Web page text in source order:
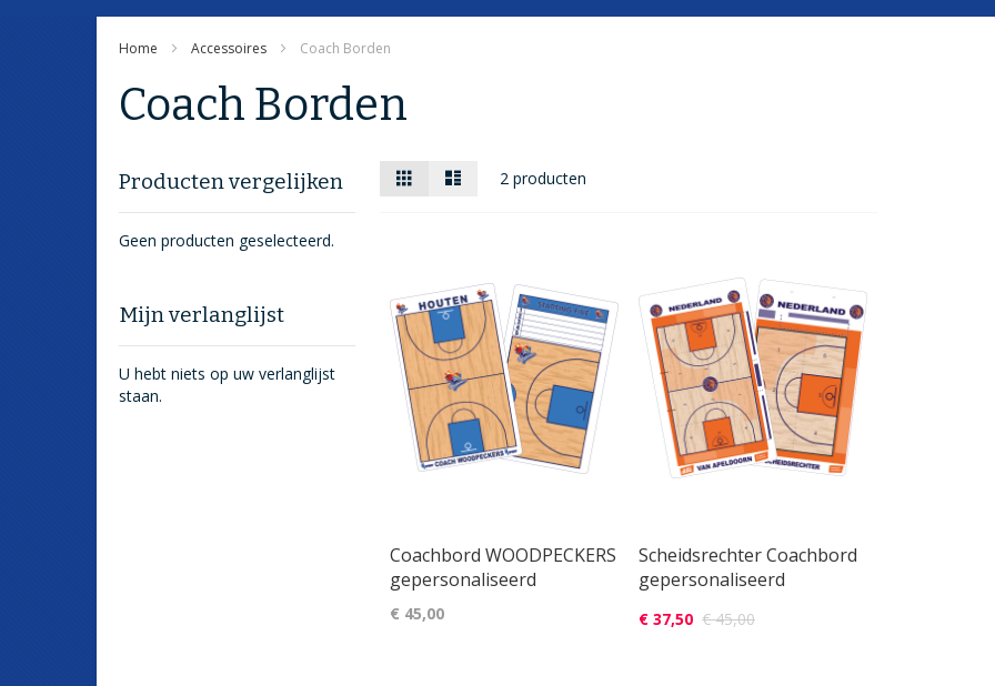
Home Accessoires Coach Borden
Coach Borden
Tonen
als
Foto-
tabel 2 producten
Coachbord WOODPECKERS
gepersonaliseerd
€ 45,00
Scheidsrechter Coachbord
gepersonaliseerd
€ 37,50 € 45,00
Producten vergelijken
Geen producten geselecteerd.
Mijn verlanglijst
U hebt niets op uw verlanglijst
staan.